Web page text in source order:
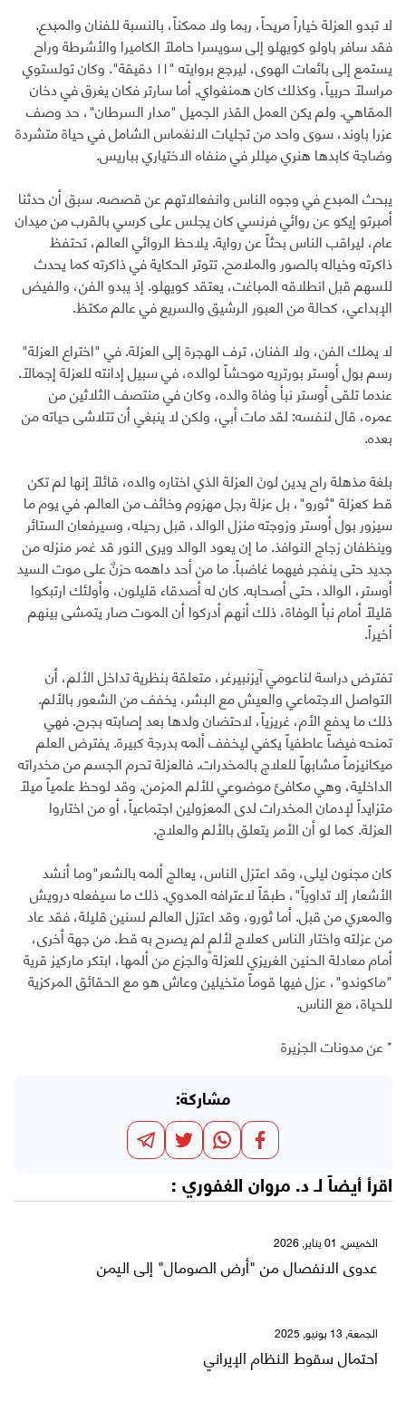
لا تبدو العزلة خياراً مريحاً، ربما ولا ممكناً، بالنسبة للفنان والمبدع.
فقد سافر باولو كويهلو إلى سويسرا حاملاً الكاميرا والأشرطة وراح
يستمع إلى بائعات الهوى، ليرجع بروايته "١١ دقيقة". وكان تولستوي
مراسلاً حربياً، وكذلك كان همنغواي. أما سارتر فكان يغرق في دخان
المقاهي. ولم يكن العمل القذر الجميل "مدار السرطان"، حد وصف
عزرا باوند، سوى واحد من تجليات الانغماس الشامل في حياة متشردة
وضاجة كابدها هنري ميللر في منفاه الاختياري بباريس.
يبحث المبدع في وجوه الناس وانفعالاتهم عن قصصه. سبق أن حدثنا
أمبرتو إيكو عن روائي فرنسي كان يجلس على كرسي بالقرب من ميدان
عام، ليراقب الناس بحثاً عن رواية. يلاحظ الروائي العالم، تحتفظ
ذاكرته وخياله بالصور والملامح. تتوتر الحكاية في ذاكرته كما يحدث
للسهم قبل انطلاقه المباغت، يعتقد كويهلو. إذ يبدو الفن، والفيض
الإبداعي، كحالة من العبور الرشيق والسريع في عالم مكتظ.
لا يملك الفن، ولا الفنان، ترف الهجرة إلى العزلة. في "اختراع العزلة"
رسم بول أوستر بورتريه موحشاً لوالده، في سبيل إدانته للعزلة إجمالاً.
عندما تلقى أوستر نبأ وفاة والده، وكان في منتصف الثلاثين من
عمره، قال لنفسه: لقد مات أبي، ولكن لا ينبغي أن تتلاشى حياته من
بعده.
بلغة مذهلة راح يدين لونَ العزلة الذي اختاره والده، قائلاً إنها لم تكن
قط كعزلة "ثورو"، بل عزلة رجل مهزوم وخائف من العالم. في يوم ما
سيزور بول أوستر وزوجته منزل الوالد، قبل رحيله، وسيرفعان الستائر
وينظفان زجاج النوافذ. ما إن يعود الوالد ويرى النور قد غمر منزله من
جديد حتى ينفجر فيهما غاضباً. ما من أحد داهمه حزنٌ على موت السيد
أوستر، الوالد، حتى أصحابه. كان له أصدقاء قليلون، وأولئك ارتبكوا
قليلاً أمام نبأ الوفاة، ذلك أنهم أدركوا أن الموت صار يتمشى بينهم
أخيراً.
تفترض دراسة لناعومي آيزنبيرغر، متعلقة بنظرية تداخل الألم، أن
التواصل الاجتماعي والعيش مع البشر، يخفف من الشعور بالألم.
ذلك ما يدفع الأم، غريزياً، لاحتضان ولدها بعد إصابته بجرح. فهي
تمنحه فيضاً عاطفياً يكفي ليخفف ألمه بدرجة كبيرة. يفترض العلم
ميكانيزماً مشابهاً للعلاج بالمخدرات. فالعزلة تحرم الجسم من مخدراته
الداخلية، وهي مكافئ موضوعي للألم المزمن. وقد لوحظ علمياً ميلاً
متزايداً لإدمان المخدرات لدى المعزولين اجتماعياً، أو من اختاروا
العزلة. كما لو أن الأمر يتعلق بالألم والعلاج.
كان مجنون ليلى، وقد اعتزل الناس، يعالج ألمه بالشعر"وما أنشد
الأشعار إلا تداوياً"، طبقاً لاعترافه المدوي. ذلك ما سيفعله درويش
والمعري من قبل. أما ثورو، وقد اعتزل العالم لسنين قليلة، فقد عاد
من عزلته واختار الناس كعلاج لألمٍ لم يصرح به قط. من جهة أخرى،
أمام معادلة الحنين الغريزي للعزلة والجزع من ألمها، ابتكر ماركيز قرية
"ماكوندو"، عزل فيها قوماً متخيلين وعاش هو مع الحقائق المركزية
للحياة، مع الناس.
* عن مدونات الجزيرة
مشاركة:
اقرأ أيضاً لـ د. مروان الغفوري :
الخميس, 01 يناير, 2026
عدوى الانفصال من "أرض الصومال" إلى اليمن
الجمعة, 13 يونيو, 2025
احتمال سقوط النظام الإيراني